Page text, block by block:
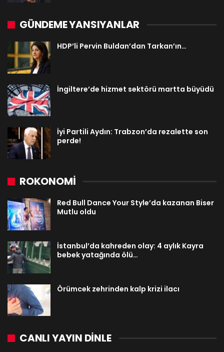
GÜNDEME YANSIYANLAR
HDP’li Pervin Buldan’dan Tarkan’ın…
İngiltere’de hizmet sektörü martta büyüdü
İyi Partili Aydın: Trabzon’da rezalette son
perde!
ROKONOMİ
Red Bull Dance Your Style’da kazanan Biser
Mutlu oldu
İstanbul’da kahreden olay: 4 aylık Kayra
bebek yatağında ölü…
Örümcek zehrinden kalp krizi ilacı
CANLI YAYIN DINLE